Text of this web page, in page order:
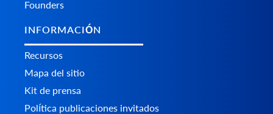
Founders
INFORMACIÓN
Recursos
Mapa del sitio
Kit de prensa
Política publicaciones invitados